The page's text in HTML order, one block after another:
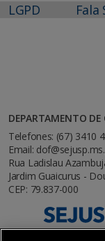
LGPD Fala
DEPARTAMENTO DE
Telefones: (67) 3410
Email:
Rua Ladislau
Jardim Guaicurus -
CEP: 79.837-000